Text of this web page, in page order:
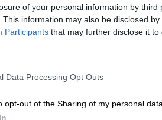
of your personal information by third
This information may also be disclosed
Participants that may further disclose it to
Data Processing Opt Outs
opt-out of the Sharing of my personal data.
que la
de la misma,
hechos ni los mensajes de
, una versión que transmitió
con posterioridad.
los hechos probados